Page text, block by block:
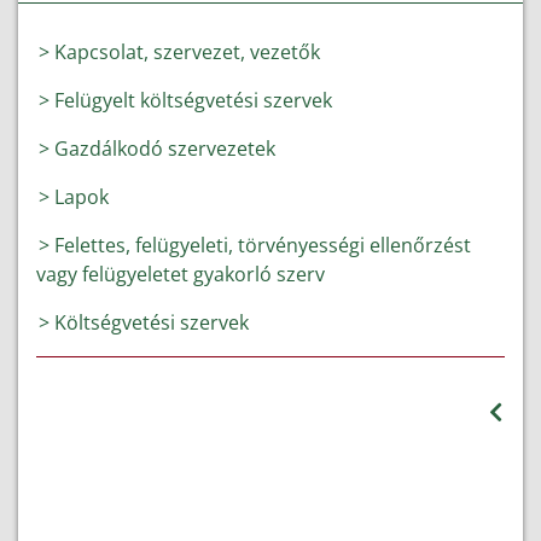
> Kapcsolat, szervezet, vezetők
> Felügyelt költségvetési szervek
> Gazdálkodó szervezetek
> Lapok
> Felettes, felügyeleti, törvényességi ellenőrzést
vagy felügyeletet gyakorló szerv
> Költségvetési szervek